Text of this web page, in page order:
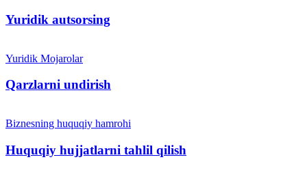
Yuridik autsorsing
Yuridik Mojarolar
Qarzlarni undirish
Biznesning huquqiy hamrohi
Huquqiy hujjatlarni tahlil qilish